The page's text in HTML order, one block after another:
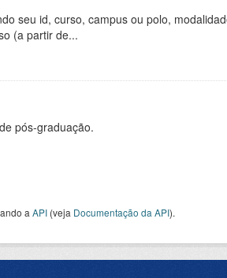
seu id, curso, campus ou polo,
(a partir de...
pós-graduação.
a API (veja Documentação da API).